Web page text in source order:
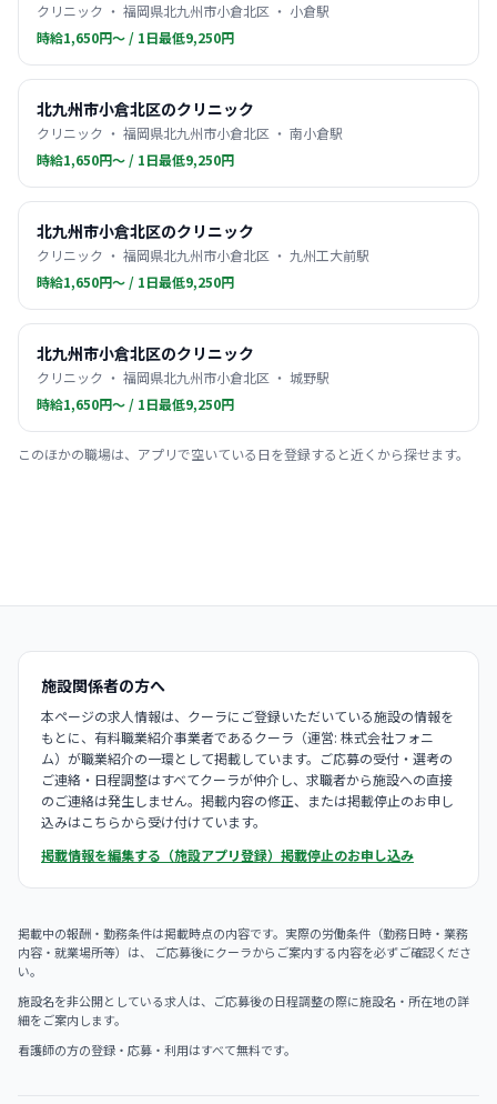
クリニック ・ 福岡県北九州市小倉北区 ・ 小倉駅
時給1,650円〜 / 1日最低9,250円
北九州市小倉北区のクリニック
クリニック ・ 福岡県北九州市小倉北区 ・ 南小倉駅
時給1,650円〜 / 1日最低9,250円
北九州市小倉北区のクリニック
クリニック ・ 福岡県北九州市小倉北区 ・ 九州工大前駅
時給1,650円〜 / 1日最低9,250円
北九州市小倉北区のクリニック
クリニック ・ 福岡県北九州市小倉北区 ・ 城野駅
時給1,650円〜 / 1日最低9,250円
このほかの職場は、アプリで空いている日を登録すると近くから探せます。
施設関係者の方へ
本ページの求人情報は、クーラにご登録いただいている施設の情報を
もとに、有料職業紹介事業者であるクーラ（運営: 株式会社フォニ
ム）が職業紹介の一環として掲載しています。ご応募の受付・選考の
ご連絡・日程調整はすべてクーラが仲介し、求職者から施設への直接
のご連絡は発生しません。掲載内容の修正、または掲載停止のお申し
込みはこちらから受け付けています。
掲載情報を編集する（施設アプリ登録） 掲載停止のお申し込み
掲載中の報酬・勤務条件は掲載時点の内容です。実際の労働条件（勤務日時・業務
内容・就業場所等）は、 ご応募後にクーラからご案内する内容を必ずご確認くださ
い。
施設名を非公開としている求人は、ご応募後の日程調整の際に施設名・所在地の詳
細をご案内します。
看護師の方の登録・応募・利用はすべて無料です。